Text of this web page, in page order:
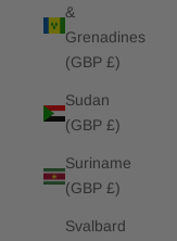
&
Grenadines
(GBP £)
Sudan
(GBP £)
Suriname
(GBP £)
Svalbard